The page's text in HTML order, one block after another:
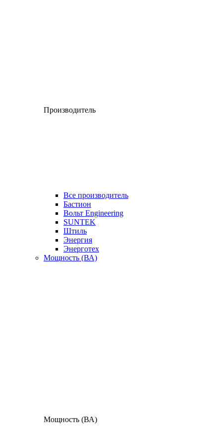
Производитель
Все производитель
Бастион
Вольт Engineering
SUNTEK
Штиль
Энергия
Энерготех
Мощность (ВА)
Мощность (ВА)